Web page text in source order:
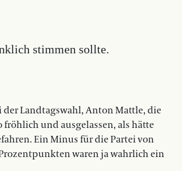
stimmen sollte.
der Landtagswahl, Anton Mattle, die
und ausgelassen, als hätte
Ein Minus für die Partei von
waren ja wahrlich ein